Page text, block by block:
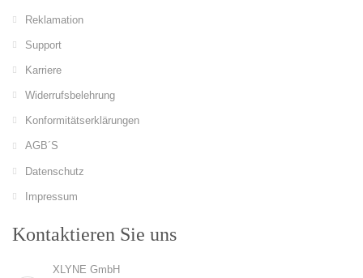
Reklamation
Support
Karriere
Widerrufsbelehrung
Konformitätserklärungen
AGB´S
Datenschutz
Impressum
Kontaktieren Sie uns
XLYNE GmbH